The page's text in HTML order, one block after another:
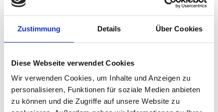
Zustimmung Details Über Cookies
Diese Webseite verwendet Cookies
Wir verwenden Cookies, um Inhalte und Anzeigen zu
personalisieren, Funktionen für soziale Medien anbieten
zu können und die Zugriffe auf unsere Website zu